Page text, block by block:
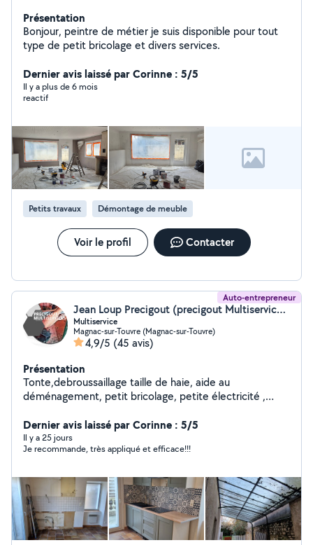
Présentation
Bonjour, peintre de métier je suis disponible pour tout
type de petit bricolage et divers services.
Dernier avis laissé par Corinne : 5/5
Il y a plus de 6 mois
reactif
Petits travaux Démontage de meuble
Voir le profil Contacter
Auto-entrepreneur
Jean Loup Precigout (precigout Multiservice ( P.M.S ))
Multiservice
Magnac-sur-Touvre (Magnac-sur-Touvre)
4,9/5 (45 avis)
Présentation
Tonte,debroussaillage taille de haie, aide au
déménagement, petit bricolage, petite électricité ,
Dernier avis laissé par Corinne : 5/5
Il y a 25 jours
Je recommande, très appliqué et efficace!!!